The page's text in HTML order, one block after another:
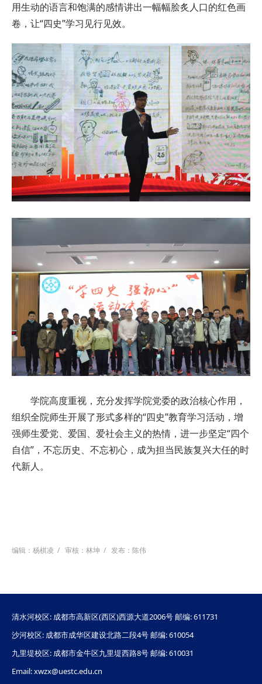
用生动的语言和饱满的感情讲出一幅幅脍炙人口的红色画
卷，让“四史”学习见行见效。
学院高度重视，充分发挥学院党委的政治核心作用，
组织全院师生开展了形式多样的“四史”教育学习活动，增
强师生爱党、爱国、爱社会主义的热情，进一步坚定“四个
自信”，不忘历史、不忘初心，成为担当民族复兴大任的时
代新人。
编辑：杨棋凌 / 审核：林坤 / 发布：陈伟
清水河校区: 成都市高新区(西区)西源大道2006号 邮编: 611731
沙河校区: 成都市成华区建设北路二段4号 邮编: 610054
九里堤校区: 成都市金牛区九里堤西路8号 邮编: 610031
Email: xwzx@uestc.edu.cn